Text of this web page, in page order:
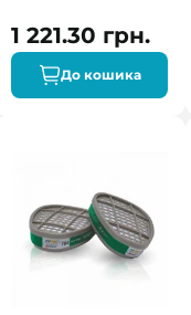
1 221.30 грн.
До кошика